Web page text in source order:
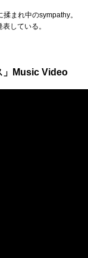
まれ中のsympathy。
している。
」Music Video